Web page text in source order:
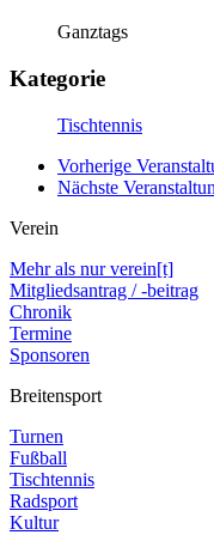
Ganztags
Kategorie
Tischtennis
Vorherige
Nächste
Verein
Mehr als nur verein[t]
Mitgliedsantrag / -beitrag
Chronik
Termine
Sponsoren
Breitensport
Turnen
Fußball
Tischtennis
Radsport
Kultur